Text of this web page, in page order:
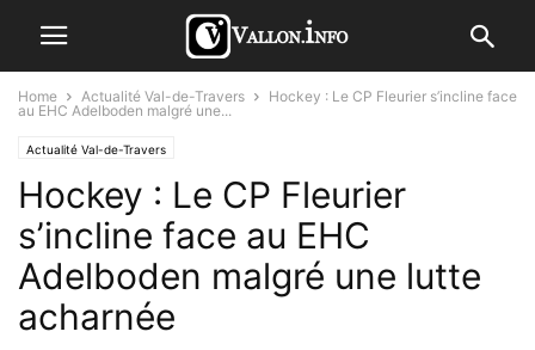
Home Actualité Val-de-Travers
Hockey : Le CP Fleurier s’incline face
au EHC Adelboden malgré une...
Actualité Val-de-Travers
Hockey : Le CP Fleurier
s’incline face au EHC
Adelboden malgré une lutte
acharnée